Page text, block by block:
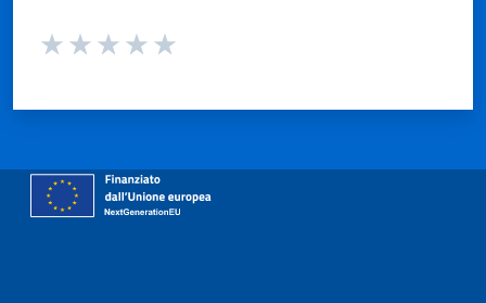
Valuta da 1 a 5 stelle la pagina